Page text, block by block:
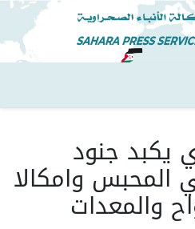
تجاوز
إلى
المحتوى
الرئيسي
يكبد جنود
المحبس وامكالا
والمعدات